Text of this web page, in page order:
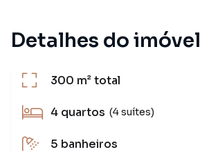
Detalhes do imóvel
300 m²total
4 quartos (4 suítes)
5 banheiros